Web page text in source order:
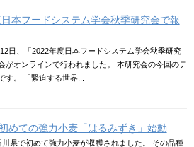
本フードシステム学会秋季研究会で報
日、「2022年度日本フードシステム学会秋季研究
がオンラインで行われました。 本研究会の今回のテ
す。 「緊迫する世界...
めての強力小麦「はるみずき」始動
川県で初めて強力小麦が収穫されました。 その品種